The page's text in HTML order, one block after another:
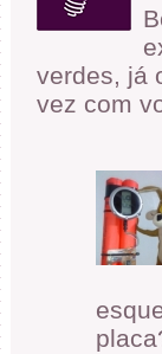
verdes, já
vez com